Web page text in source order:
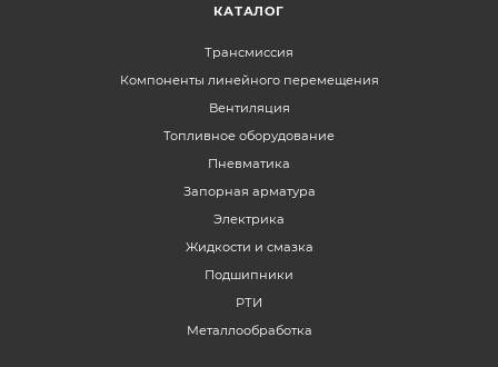
КАТАЛОГ
Трансмиссия
Компоненты линейного перемещения
Вентиляция
Топливное оборудование
Пневматика
Запорная арматура
Электрика
Жидкости и смазка
Подшипники
РТИ
Металлообработка